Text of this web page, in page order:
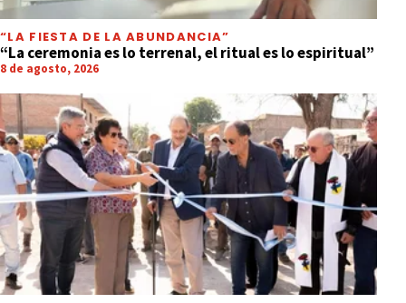
“LA FIESTA DE LA ABUNDANCIA”
“La ceremonia es lo terrenal, el ritual es lo espiritual”
8 de agosto, 2026